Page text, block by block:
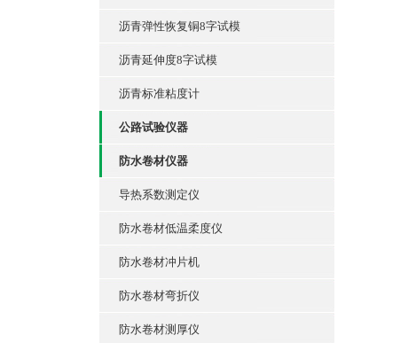
沥青弹性恢复铜8字试模
沥青延伸度8字试模
沥青标准粘度计
公路试验仪器
防水卷材仪器
导热系数测定仪
防水卷材低温柔度仪
防水卷材冲片机
防水卷材弯折仪
防水卷材测厚仪